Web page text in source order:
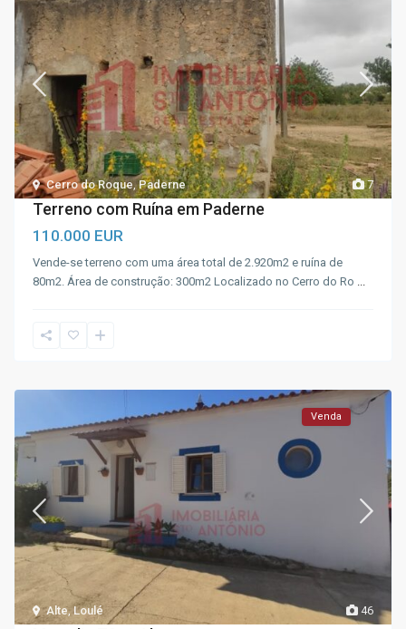
7
Cerro do Roque,Paderne
Terreno com Ruína em Paderne
110.000 EUR
Vende-se terreno com uma área total de 2.920m2 e ruína de
80m2. Área de construção: 300m2 Localizado no Cerro do Ro
46
Alte,Loulé
Venda